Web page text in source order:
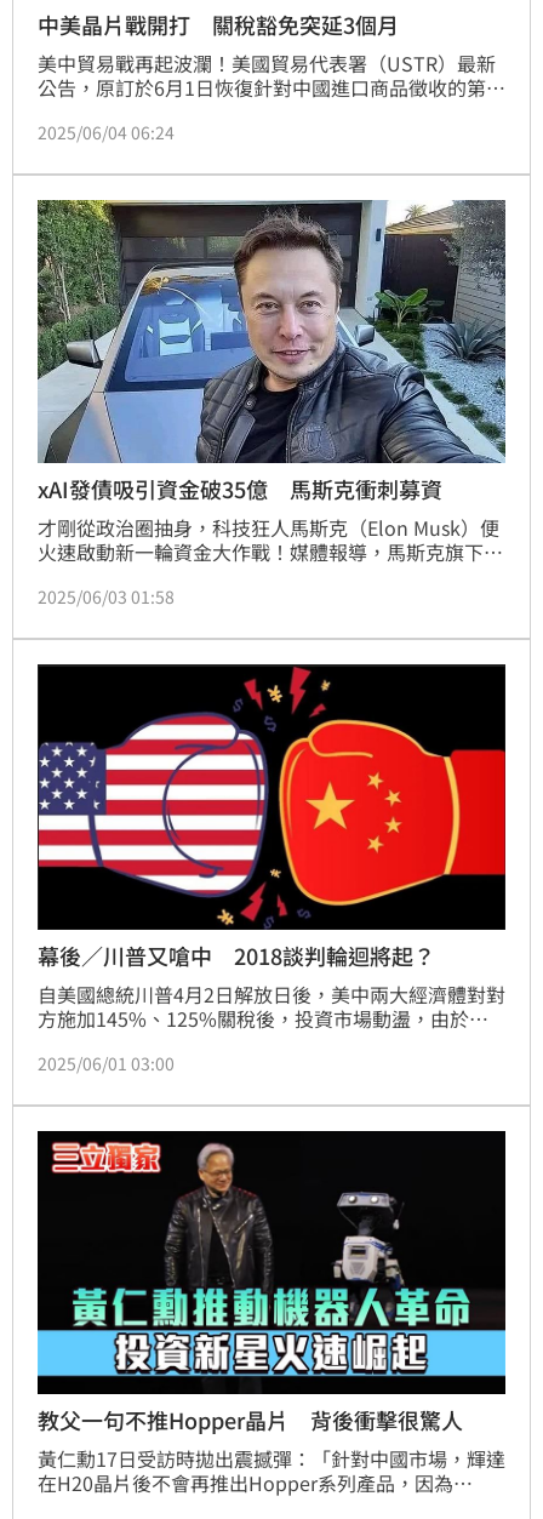
中美晶片戰開打 關稅豁免突延3個月
美中貿易戰再起波瀾！美國貿易代表署（USTR）最新
公告，原訂於6月1日恢復針對中國進口商品徵收的第
涵蓋產品包括GPU、主機板、晶片、半導體零件以及太
2025/06/04 06:24
xAI發債吸引資金破35億 馬斯克衝刺募資
才剛從政治圈抽身，科技狂人馬斯克（Elon Musk）便
火速啟動新一輪資金大作戰！媒體報導，馬斯克旗下人
台幣1.62兆元）債務籌資，由投行巨頭摩根士丹利承
易，估值一舉衝上1,130億美元，準備大舉擴展AI版
圖。
2025/06/03 01:58
幕後／川普又嗆中 2018談判輪迴將起？
自美國總統川普4月2日解放日後，美中兩大經濟體對對
方施加145%、125%關稅後，投資市場動盪，由於這
拿到好處，雙方最終在5月中於瑞士談判，美國負責人
院副總理何立峰，達成互降115%關稅90天的消息。未
料，台灣時間5月30日，川普又發文嗆中國「不想再當
好好先生」，後又對全球鋼鋁稅無差別課徵到50%，美
國股市又一時震盪。
2025/06/01 03:00
教父一句不推Hopper晶片 背後衝擊很驚人
黃仁勳17日受訪時拋出震撼彈：「針對中國市場，輝達
在H20晶片後不會再推出Hopper系列產品，因為